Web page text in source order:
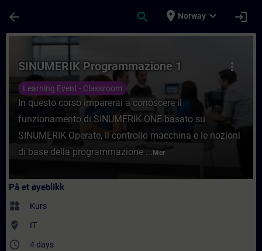
arrow_back search place Norway expand_more login
Kurs - SINUMERIK Programmazione 1 -
more_vert
SINUMERIK Programmazione 1
Learning Event - Classroom
In questo corso imparerai a conoscere il
funzionamento di SINUMERIK ONE basato su
SINUMERIK Operate, il controllo macchina e le nozioni
di base della programmazione ... Mer
På et øyeblikk
widgets Kurs
where_to_vote IT
access_time 4 days